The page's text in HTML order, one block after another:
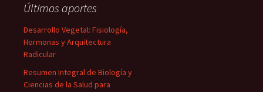
Últimos aportes
Desarrollo Vegetal: Fisiología,
Hormonas y Arquitectura
Radicular
Resumen Integral de Biología y
Ciencias de la Salud para